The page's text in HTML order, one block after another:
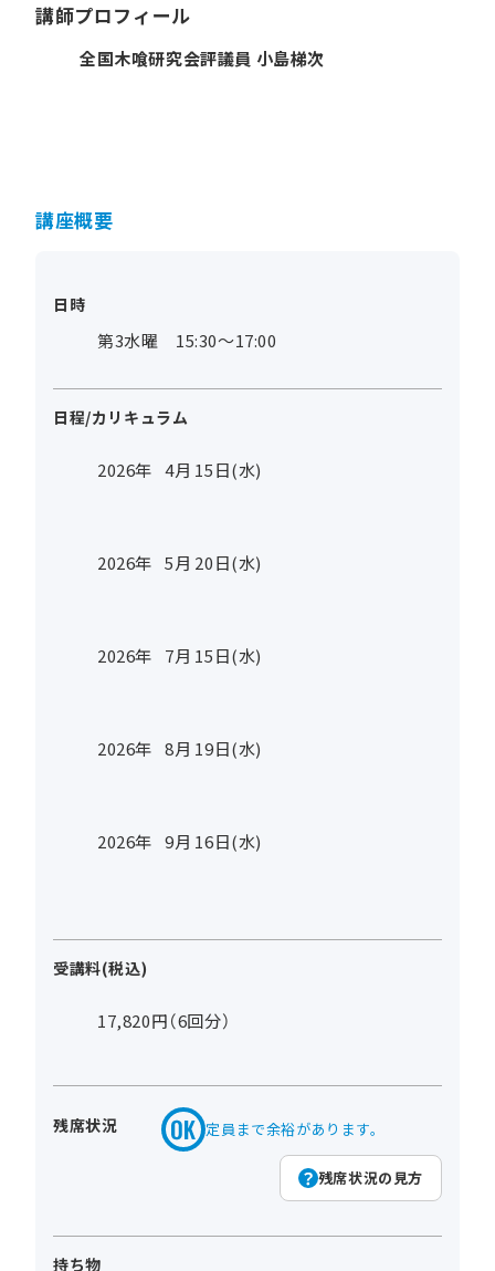
講師プロフィール
全国木喰研究会評議員 小島梯次
講座概要
日時
第3水曜 15:30～17:00
日程/カリキュラム
2026年 4月 15日(水)
2026年 5月 20日(水)
2026年 7月 15日(水)
2026年 8月 19日(水)
2026年 9月 16日(水)
受講料(税込)
17,820円（6回分）
残席状況 定員まで余裕があります。
残席状況の見方
持ち物